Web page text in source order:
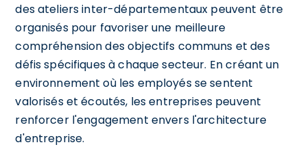
des ateliers inter-départementaux peuvent être
organisés pour favoriser une meilleure
compréhension des objectifs communs et des
défis spécifiques à chaque secteur. En créant un
environnement où les employés se sentent
valorisés et écoutés, les entreprises peuvent
renforcer l'engagement envers l'architecture
d'entreprise.